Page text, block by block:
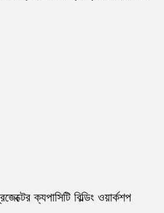
ক্যপাসিটি বিল্ডিং ওয়ার্কশপ